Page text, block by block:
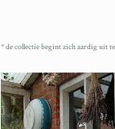
* de collectie begint zich aardig uit